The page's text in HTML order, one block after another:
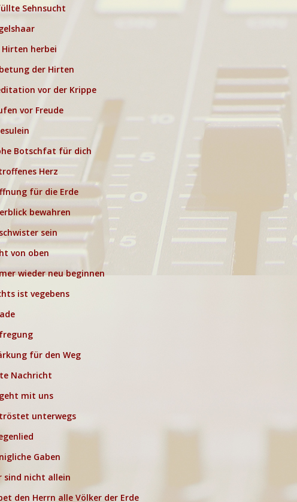
Sehnsucht
Hirten herbei
der Hirten
vor der Krippe
vor Freude
Botschfat für dich
Herz
für die Erde
bewahren
sein
von oben
wieder neu beginnen
ist vegebens
für den Weg
Nachricht
mit uns
unterwegs
Gaben
sind nicht allein
den Herrn alle Völker der Erde